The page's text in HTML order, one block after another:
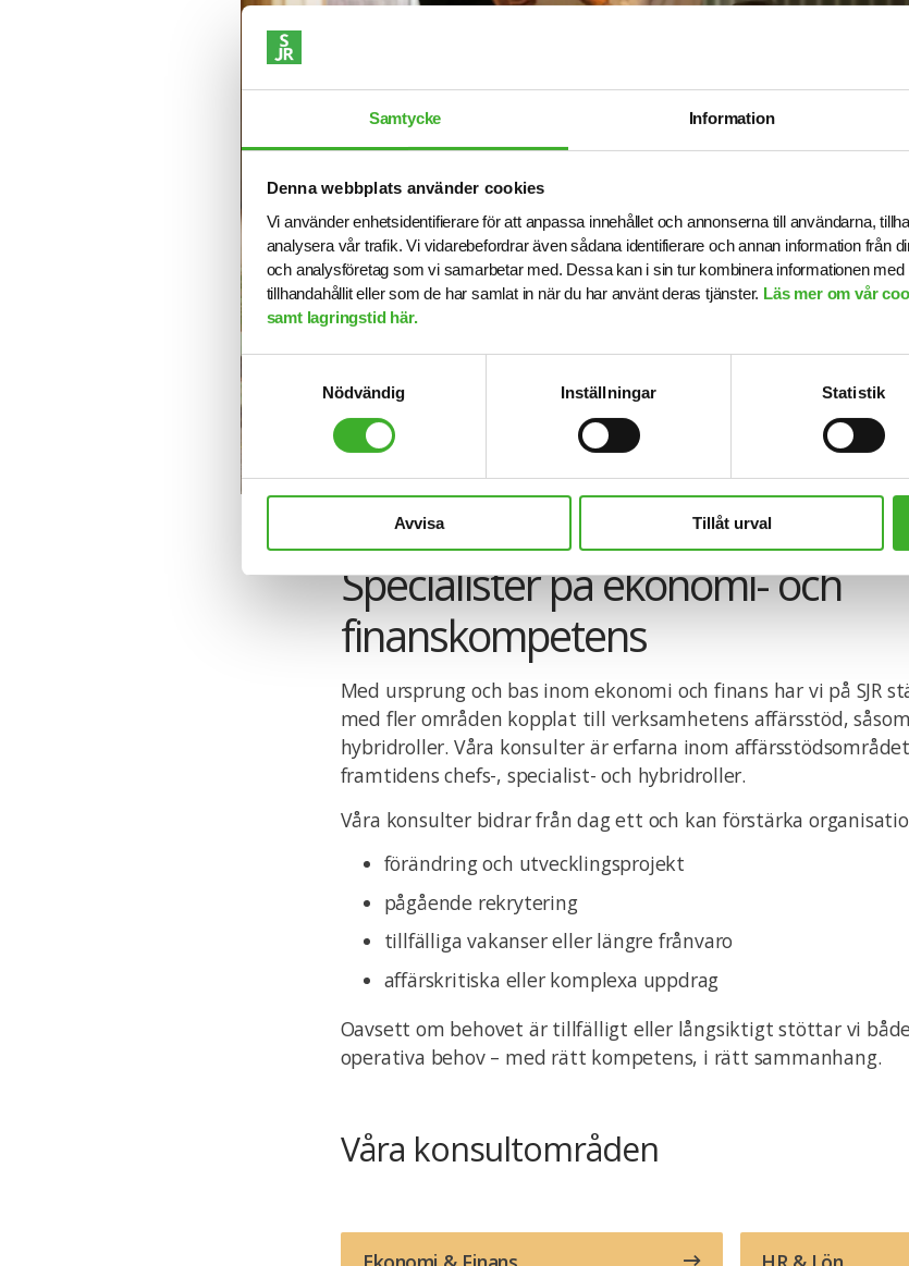
Samtycke Information
Denna webbplats använder cookies
Vi använder enhetsidentifierare för att anpassa innehållet och annonserna till användarna,
analysera vår trafik. Vi vidarebefordrar även sådana identifierare och annan information från
och analysföretag som vi samarbetar med. Dessa kan i sin tur kombinera informationen
tillhandahållit eller som de har samlat in när du har använt deras tjänster. Läs mer om vår
samt lagringstid här.
Nödvändig
Inställningar Statistik
Avvisa Tillåt urval
Specialister på ekonomi- och
finanskompetens
Med ursprung och bas inom ekonomi och finans har vi på SJR
med fler områden kopplat till verksamhetens affärsstöd,
hybridroller. Våra konsulter är erfarna inom
framtidens chefs-, specialist- och hybridroller.
Våra konsulter bidrar från dag ett och kan förstärka
förändring och utvecklingsprojekt
pågående rekrytering
tillfälliga vakanser eller längre frånvaro
affärskritiska eller komplexa uppdrag
Oavsett om behovet är tillfälligt eller långsiktigt stöttar vi
operativa behov – med rätt kompetens, i rätt sammanhang.
Våra konsultområden